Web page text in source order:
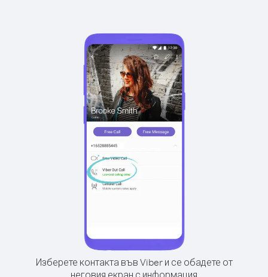
Изберете контакта във Viber и се обадете от
неговия екран с информация